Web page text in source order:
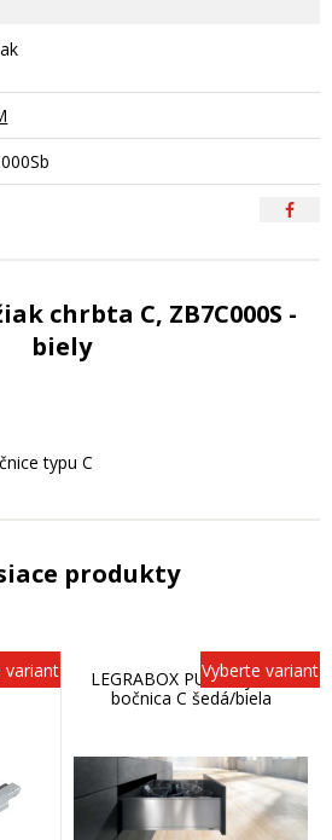
chrbta C, ZB7C000S -
biely
typu C
produkty
variant
LEGRABOX PURE, vysoká
bočnica C šedá/biela
Vyberte variant